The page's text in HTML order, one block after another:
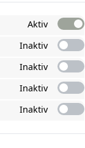
Aktiv
Inaktiv
Inaktiv
Inaktiv
Inaktiv